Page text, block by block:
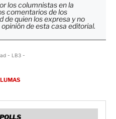
los columnistas en la
comentarios de los
de quien los expresa y no
de esta casa editorial.
- LB3 -